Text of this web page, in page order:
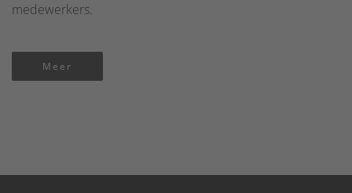
medewerkers.
Meer